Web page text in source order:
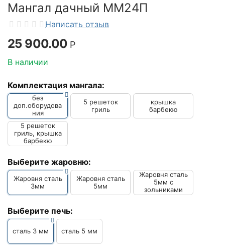
Мангал дачный ММ24П
Написать отзыв
25 900.00 Р
В наличии
Комплектация мангала:
без
доп.оборудова
ния
5 решеток
гриль
крышка
барбекю
5 решеток
гриль, крышка
барбекю
Выберите жаровню:
Жаровня сталь
3мм
Жаровня сталь
5мм
Жаровня сталь
5мм с
зольниками
Выберите печь:
сталь 3 мм сталь 5 мм